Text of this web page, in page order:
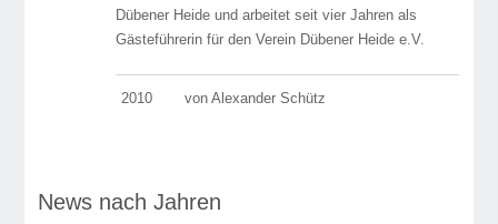
Dübener Heide und arbeitet seit vier Jahren als
Gästeführerin für den Verein Dübener Heide e.V.
2010 von Alexander Schütz
News nach Jahren